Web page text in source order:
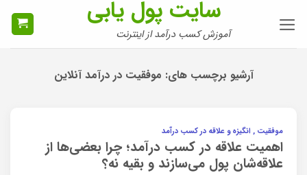
سایت پول یابی
آموزش کسب درآمد از اینترنت
آرشیو برچسب های: موفقیت در درآمد آنلاین
موفقیت , انگیزه و علاقه در کسب درآمد
اهمیت علاقه در کسب درآمد؛ چرا بعضی‌ها از
علاقه‌شان پول می‌سازند و بقیه نه؟